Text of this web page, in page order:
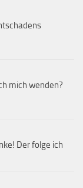
mich wenden?
Der folge ich